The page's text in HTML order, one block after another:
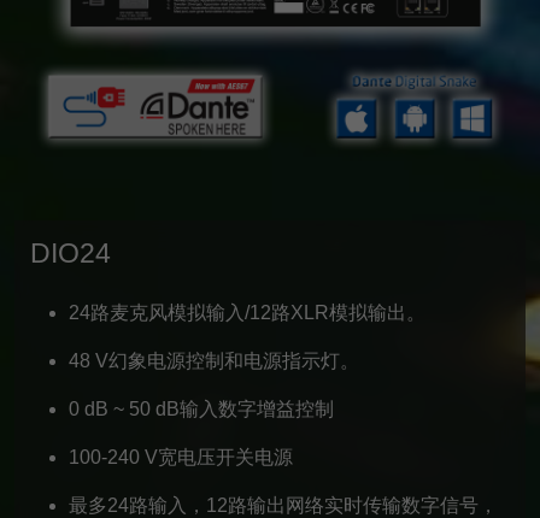
DIO24
24路麦克风模拟输入/12路XLR模拟输出。
48 V幻象电源控制和电源指示灯。
0 dB ~ 50 dB输入数字增益控制
100-240 V宽电压开关电源
最多24路输入，12路输出网络实时传输数字信号，